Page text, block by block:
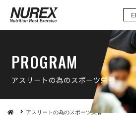
PRO G R A M
アスリートの為のスポ ー ツ 栄 養
アスリートの為のスポーツ栄養